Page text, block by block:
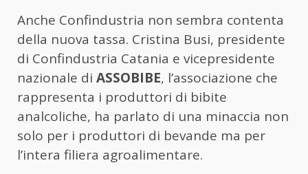
Anche Confindustria non sembra contenta
della nuova tassa. Cristina Busi, presidente
di Confindustria Catania e vicepresidente
nazionale di ASSOBIBE, l’associazione che
rappresenta i produttori di bibite
analcoliche, ha parlato di una minaccia non
solo per i produttori di bevande ma per
l’intera filiera agroalimentare.